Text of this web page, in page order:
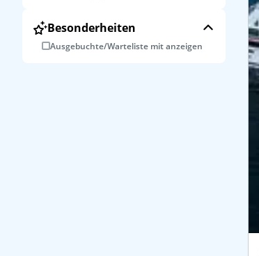
Besonderheiten
Ausgebuchte/Warteliste mit anzeigen